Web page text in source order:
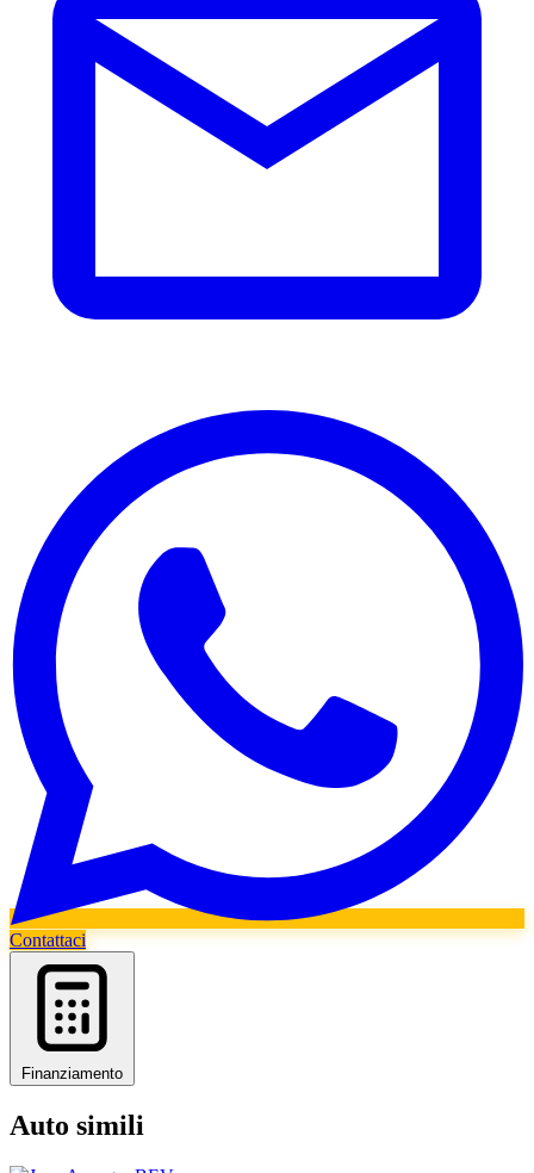
Contattaci
Finanziamento
Auto simili